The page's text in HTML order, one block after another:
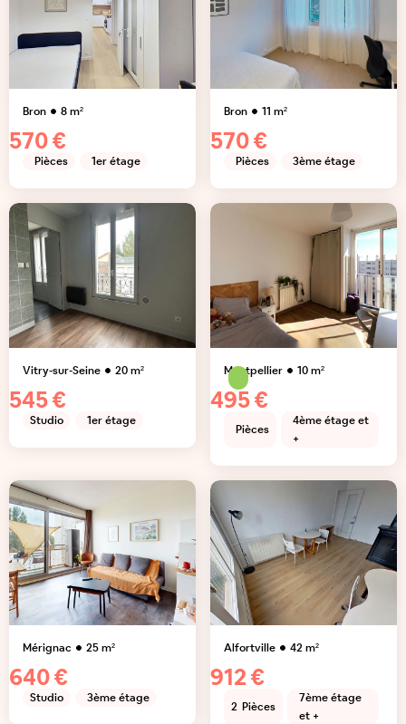
Bron 8m²
570 €
Pièces 1er étage
Bron 11 m²
570 €
Pièces 3ème étage
Vitry-sur-Seine 20m²
545 €
Studio 1er étage
Montpellier 10m²
495 €
Pièces
4ème étage et
+
Mérignac 25m²
640 €
Studio 3ème étage
Alfortville 42m²
912 €
2 Pièces
7ème étage
et +